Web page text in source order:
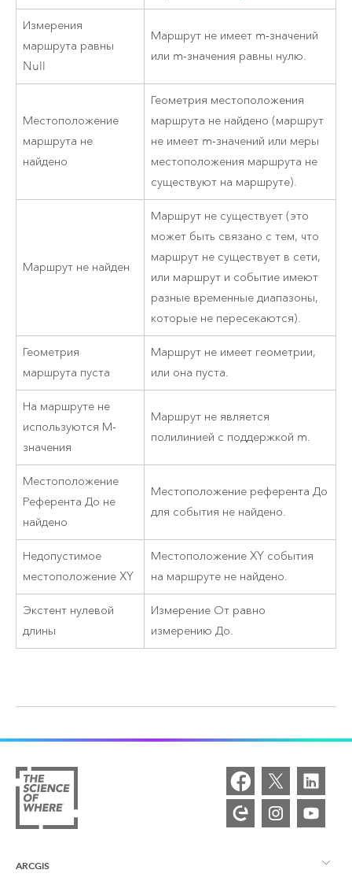
Измерения
маршрута равны
Null
Маршрут не имеет m-значений
или m-значения равны нулю.
Местоположение
маршрута не
найдено
Геометрия местоположения
маршрута не найдено (маршрут
не имеет m-значений или меры
местоположения маршрута не
существуют на маршруте).
Маршрут не найден
Маршрут не существует (это
может быть связано с тем, что
маршрут не существует в сети,
или маршрут и событие имеют
разные временные диапазоны,
которые не пересекаются).
Геометрия
маршрута пуста
Маршрут не имеет геометрии,
или она пуста.
На маршруте не
используются М-
значения
Маршрут не является
полилинией с поддержкой m.
Местоположение
Референта До не
найдено
Местоположение референта До
для события не найдено.
Недопустимое
местоположение XY
Местоположение XY события
на маршруте не найдено.
Экстент нулевой
длины
Измерение От равно
измерению До.
ARCGIS